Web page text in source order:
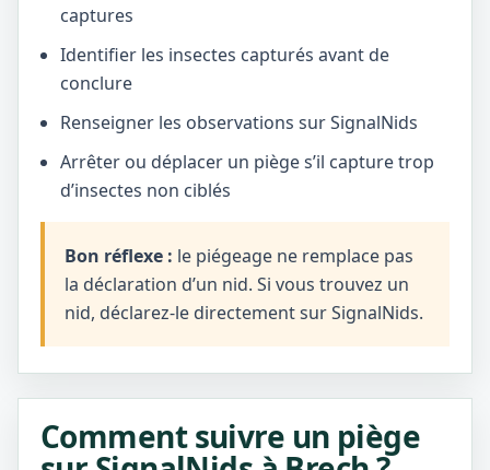
captures
Identifier les insectes capturés avant de
conclure
Renseigner les observations sur SignalNids
Arrêter ou déplacer un piège s’il capture trop
d’insectes non ciblés
Bon réflexe : le piégeage ne remplace pas
la déclaration d’un nid. Si vous trouvez un
nid, déclarez-le directement sur SignalNids.
Comment suivre un piège